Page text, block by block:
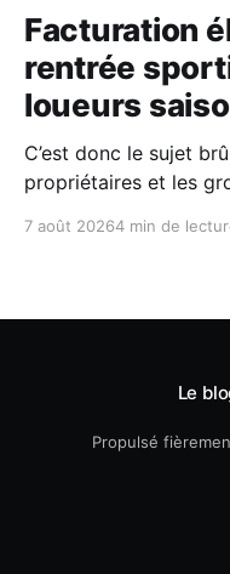
Facturation
rentrée
loueurs
C’est donc le sujet
propriétaires et les
7 août 20264 min de
Le
Propulsé